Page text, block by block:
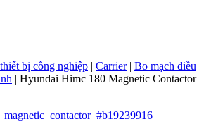
bị công nghiệp | Carrier| Bo mạch điều
| Hyundai Himc 180 Magnetic Contactor